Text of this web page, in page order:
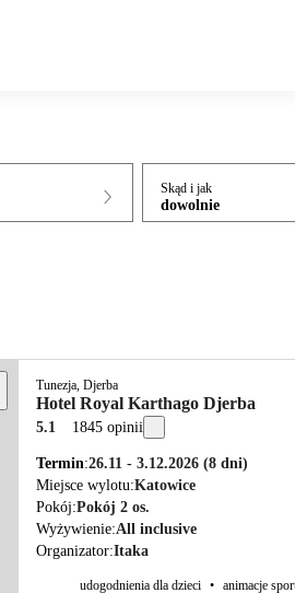
Skąd i jak
dowolnie
Tunezja, Djerba
Hotel Royal Karthago Djerba
5.1 1845 opinii
Termin 26.11 - 3.12.2026 (8 dni)
Miejsce wylotu Katowice
Pokój Pokój 2 os.
Wyżywienie All inclusive
Organizator Itaka
udogodnienia dla dzieci • animacje